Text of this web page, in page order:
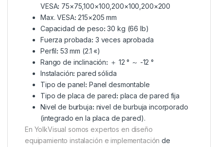
VESA: 75×75,100×100,200×100,200×200
Max. VESA: 215×205 mm
Capacidad de peso: 30 kg (66 lb)
Fuerza probada: 3 veces aprobada
Perfil : 53 mm (2.1 «)
Rango de inclinación: ＋ 12 ° ～ -12 °
Instalación: pared sólida
Tipo de panel : Panel desmontable
Tipo de placa de pared: placa de pared fija
Nivel de burbuja: nivel de burbuja incorporado
(integrado en la placa de pared).
En YolkVisual somos expertos en diseño
equipamiento instalación e implementaciónde